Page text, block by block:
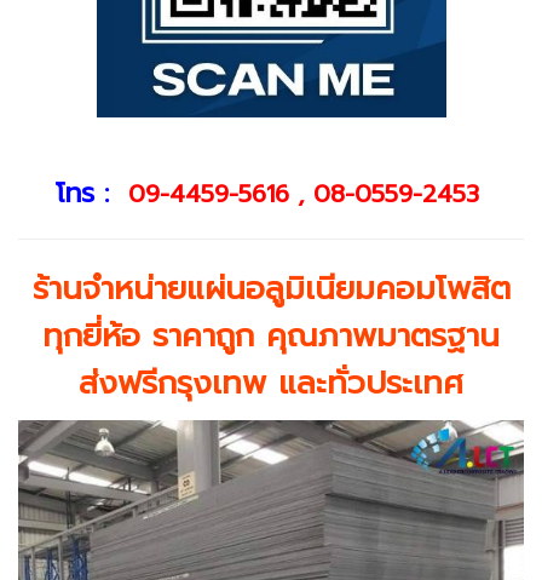
โทร : 09-4459-5616, 08-0559-2453
ร้านจำหน่ายแผ่นอลูมิเนียมคอมโพสิต
ทุกยี่ห้อ ราคาถูก คุณภาพมาตรฐาน
ส่งฟรีกรุงเทพ และทั่วประเทศ